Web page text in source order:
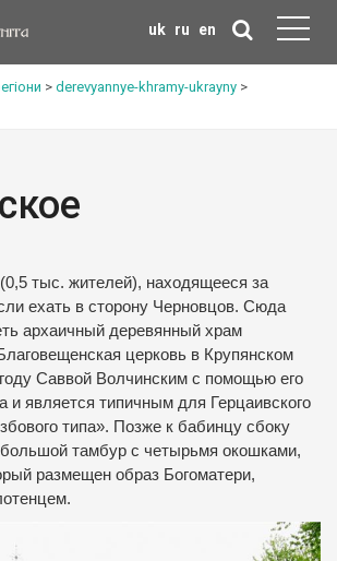
uk ru en
> derevyannye-khramy-ukrayny >
тыс. жителей), находящееся за
ехать в сторону Черновцов. Сюда
архаичный деревянный храм
церковь в Крупянском
Саввой Волчинским с помощью его
и является типичным для Герцаивского
типа». Позже к бабинцу сбоку
тамбур с четырьмя окошками,
размещен образ Богоматери,